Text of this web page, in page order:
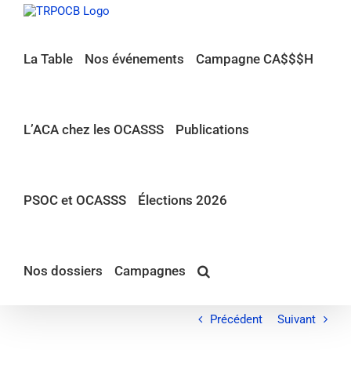
Passer
La Table Nos événements Campagne CA$$$H
L’ACA chez les OCASSS Publications
PSOC et OCASSS Élections 2026
Nos dossiers Campagnes
Précédent Suivant